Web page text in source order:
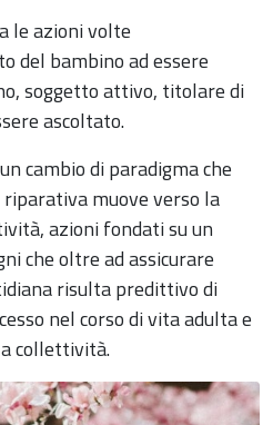
le azioni volte
del bambino ad essere
soggetto attivo, titolare di
ascoltato.
cambio di paradigma che
muove verso la
azioni fondati su un
che oltre ad assicurare
risulta predittivo di
nel corso di vita adulta e
collettività.